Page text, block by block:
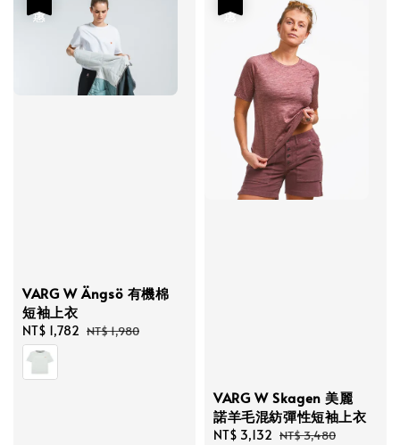
VARG W Ängsö 有機棉
短袖上衣
Sale
price
NT$ 1,782 Regular
NT$ 1,980
VARG W Skagen 美麗
諾羊毛混紡彈性短袖上衣
Sale
NT$ 3,132 Regular
NT$ 3,480